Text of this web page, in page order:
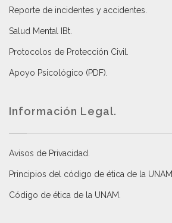
Reporte de incidentes y accidentes
Salud Mental IBt
Protocolos de Protección Civil
Apoyo Psicológico (PDF)
Información Legal.
Avisos de Privacidad
Principios del código de ética de la UNAM
Código de ética de la UNAM